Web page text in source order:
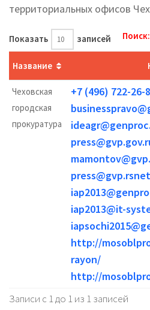
территориальных офисов
Показать записей Поиск:
Название
Чеховская
городская
прокуратура
+7 (496) 722-26-
iap2013@it-
http://
rayon/
http://
Записи с 1 до 1 из 1 записей